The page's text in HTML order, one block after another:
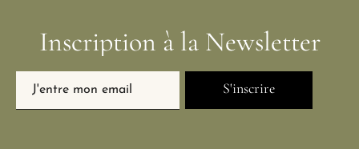
Inscription à la Newsletter